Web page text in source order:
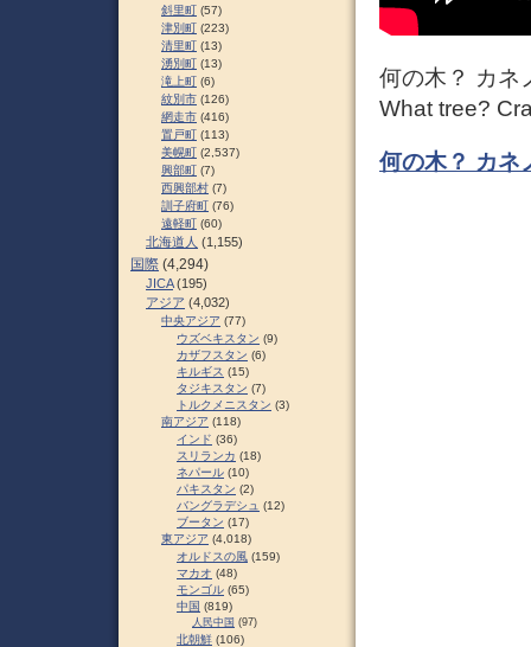
何の木？ カネ
What tree?
何の木？ カネ
斜里町 (57)
津別町 (223)
清里町 (13)
湧別町 (13)
滝上町 (6)
紋別市 (126)
網走市 (416)
置戸町 (113)
美幌町 (2,537)
興部町 (7)
西興部村 (7)
訓子府町 (76)
遠軽町 (60)
北海道人 (1,155)
国際 (4,294)
JICA(195)
アジア (4,032)
中央アジア (77)
ウズベキスタン (9)
カザフスタン (6)
キルギス (15)
タジキスタン (7)
トルクメニスタン (3)
南アジア (118)
インド (36)
スリランカ (18)
ネパール (10)
パキスタン (2)
バングラデシュ (12)
ブータン (17)
東アジア (4,018)
オルドスの風 (159)
マカオ (48)
モンゴル (65)
中国 (819)
人民中国 (97)
北朝鮮 (106)